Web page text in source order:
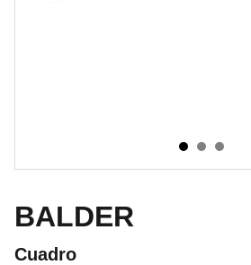
BALDER
Cuadro